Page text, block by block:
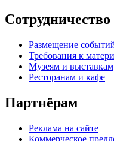
Сотрудничество
Размещение
Требования к
Музеям и выставкам
Ресторанам и кафе
Партнёрам
Реклама на сайте
Коммерческое